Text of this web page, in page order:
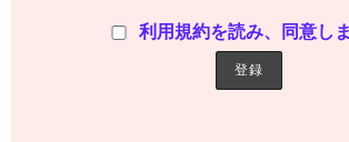
利用規約を読み、同意し